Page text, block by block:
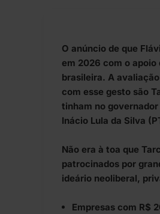
O anúncio de que
em 2026 com o
brasileira. A
com esse gesto são
tinham no
Inácio Lula da Silva
Não era à toa que
patrocinados por
ideário neoliberal,
Empresas com R$